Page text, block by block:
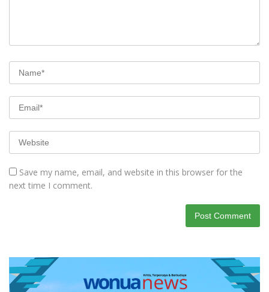
Save my name, email, and website in this browser for the
next time I comment.